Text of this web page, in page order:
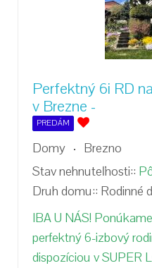
Perfektný 6i RD
v Brezne -
PREDÁM
Domy
Brezno
Stav nehnuteľnosti::
Druh domu:: Rodinné
IBA U NÁS!
perfektný 6-izbový
dispozíciou v SUPER